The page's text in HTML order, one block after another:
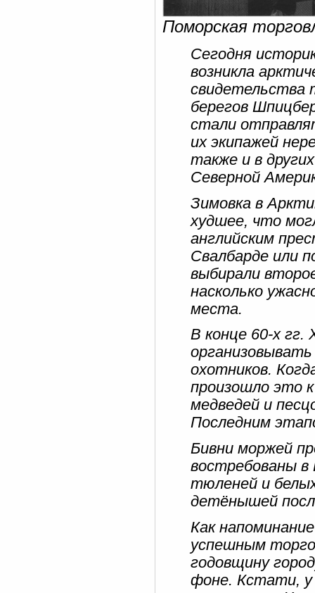
Поморская
Сегодня
возникла
свидетельства
берегов
стали
их экипажей
также и в
Северной
Зимовка в
худшее, что
английским
Свалбарде или
выбирали
насколько
места.
В конце 60-х гг.
охотников.
произошло это
медведей и
Последним
Бивни моржей
востребованы в
тюленей и
детёнышей
Как
успешным
годовщину
фоне. Кстати, у